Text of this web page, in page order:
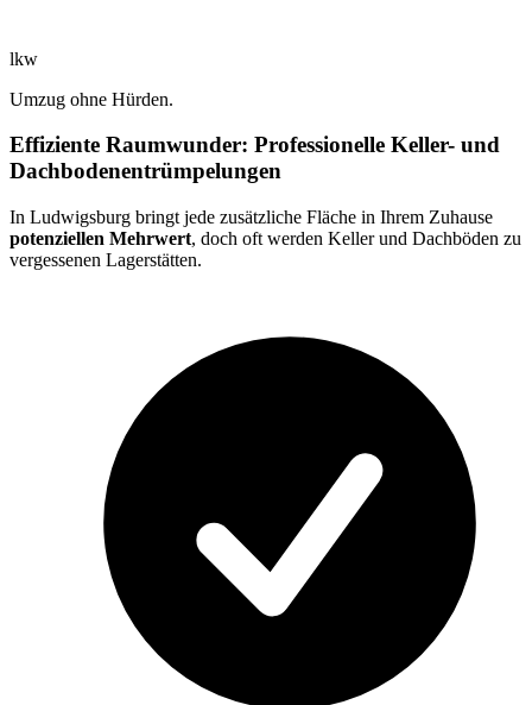
lkw
Umzug ohne Hürden.
Effiziente Raumwunder: Professionelle Keller- und
Dachbodenentrümpelungen
In Ludwigsburg bringt jede zusätzliche Fläche in Ihrem Zuhause
potenziellen Mehrwert, doch oft werden Keller und Dachböden zu
vergessenen Lagerstätten.